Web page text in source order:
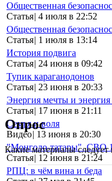
Общественная
Статья| 4 июля в 22:52
Общественная
Статья| 1 июля в 13:14
История подвига
Статья| 24 июня в 09:42
Тупик караганодонов
Статья| 23 июня в 20:33
Энергия мечты и
Статья| 17 июня в 21:11
Семья и воля
Видео| 13 июня в 20:30
"Монголо-татары". СВО
Статья| 12 июня в 21:24
РПЦ: в чём вина и беда
Опрос
Какие материалы следует